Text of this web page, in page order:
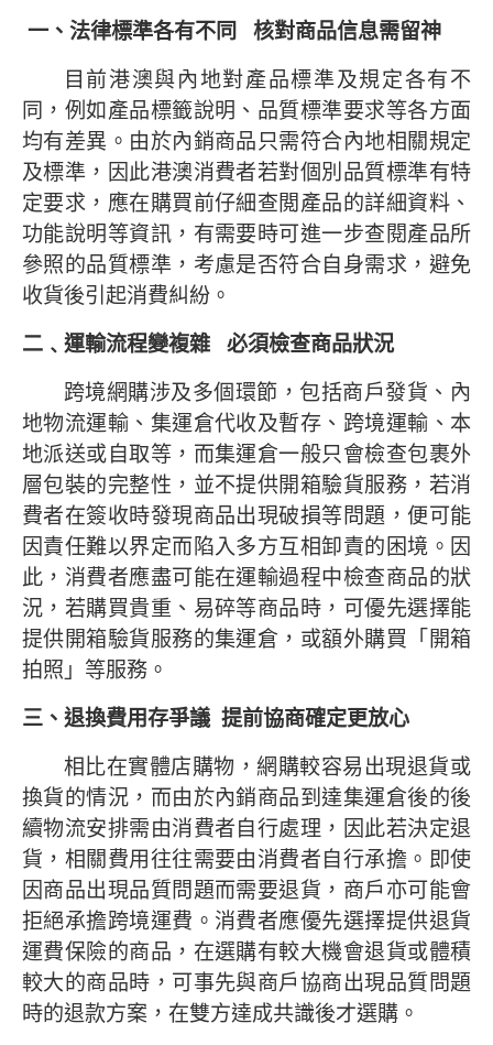
一、法律標準各有不同 核對商品信息需留神
目前港澳與內地對產品標準及規定各有不
同，例如產品標籤說明、品質標準要求等各方面
均有差異。由於內銷商品只需符合內地相關規定
及標準，因此港澳消費者若對個別品質標準有特
定要求，應在購買前仔細查閲產品的詳細資料、
功能說明等資訊，有需要時可進一步查閱產品所
參照的品質標準，考慮是否符合自身需求，避免
收貨後引起消費糾紛。
二﹑運輸流程變複雜 必須檢查商品狀況
跨境網購涉及多個環節，包括商戶發貨、內
地物流運輸、集運倉代收及暫存、跨境運輸、本
地派送或自取等，而集運倉一般只會檢查包裹外
層包裝的完整性，並不提供開箱驗貨服務，若消
費者在簽收時發現商品出現破損等問題，便可能
因責任難以界定而陷入多方互相卸責的困境。因
此，消費者應盡可能在運輸過程中檢查商品的狀
況，若購買貴重、易碎等商品時，可優先選擇能
提供開箱驗貨服務的集運倉，或額外購買「開箱
拍照」等服務。
三、退換費用存爭議 提前協商確定更放心
相比在實體店購物，網購較容易出現退貨或
換貨的情況，而由於內銷商品到達集運倉後的後
續物流安排需由消費者自行處理，因此若決定退
貨，相關費用往往需要由消費者自行承擔。即使
因商品出現品質問題而需要退貨，商戶亦可能會
拒絕承擔跨境運費。消費者應優先選擇提供退貨
運費保險的商品，在選購有較大機會退貨或體積
較大的商品時，可事先與商戶協商出現品質問題
時的退款方案，在雙方達成共識後才選購。